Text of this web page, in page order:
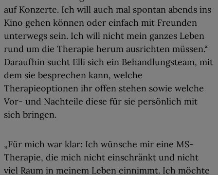
auf Konzerte. Ich will auch mal spontan abends ins
Kino gehen können oder einfach mit Freunden
unterwegs sein. Ich will nicht mein ganzes Leben
rund um die Therapie herum ausrichten müssen.“
Daraufhin sucht Elli sich ein Behandlungsteam, mit
dem sie besprechen kann, welche
Therapieoptionen ihr offen stehen sowie welche
Vor- und Nachteile diese für sie persönlich mit
sich bringen.
„Für mich war klar: Ich wünsche mir eine MS-
Therapie, die mich nicht einschränkt und nicht
viel Raum in meinem Leben einnimmt. Ich möchte